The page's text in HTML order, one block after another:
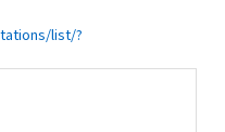
list/?